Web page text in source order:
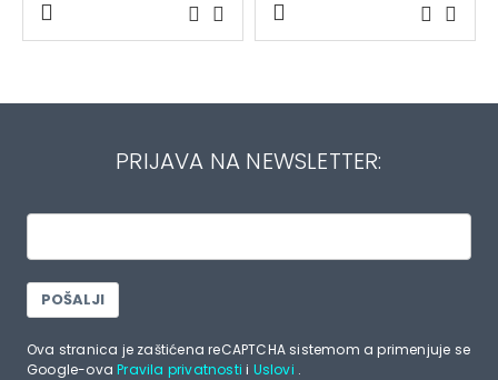
PRIJAVA NA NEWSLETTER:
POŠALJI
Ova stranica je zaštićena reCAPTCHA sistemom a primenjuje se
Google-ovaPravila privatnosti i Uslovi .